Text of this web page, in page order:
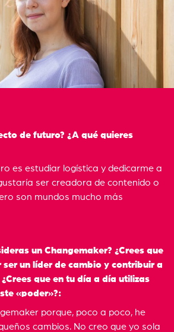
de futuro? ¿A qué quieres
es estudiar logística y dedicarme a
ser creadora de contenido o
son mundos mucho más
un Changemaker? ¿Crees que
un líder de cambio y contribuir a
que en tu día a día utilizas
«poder»?:
porque, poco a poco, he
cambios. No creo que yo sola